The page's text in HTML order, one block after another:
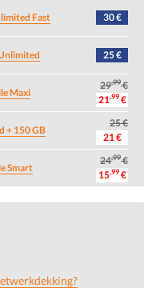
Fast 30 €
25 €
Maxi
29,99€
21,99€
+ 150 GB
25 €
21 €
Smart
24,99€
15,99€